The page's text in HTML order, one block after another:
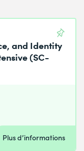
and Identity
(SC-
Plus d’informations